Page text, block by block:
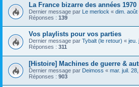
La France bizarre des années 1970
Dernier message par Le merlock « dim. août
Réponses : 139
Vos playlists pour vos parties
Dernier message par Tybalt (le retour) « jeu.
Réponses : 311
[Histoire] Machines de guerre &
Dernier message par Deimoss « mar. juil.
Réponses : 903